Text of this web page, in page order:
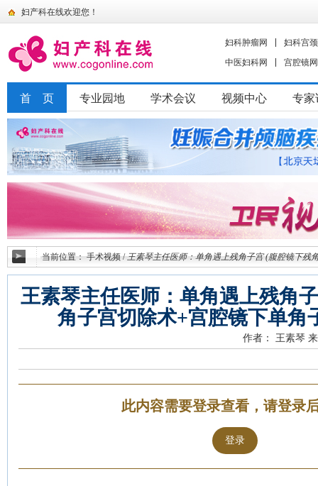
妇产科在线欢迎您！
妇科肿瘤网
妇科宫
中医妇科网
宫腔镜网
首 页 专业园地 学术会议 视频中心 专家
当前位置：手术视频 / 王素琴主任医师：单角遇上残角子宫 (腹腔镜下残
王素琴主任医师：单角遇上残角
角子宫切除术+宫腔镜下单角
作者： 王素琴
此内容需要登录查看，请登录
登录